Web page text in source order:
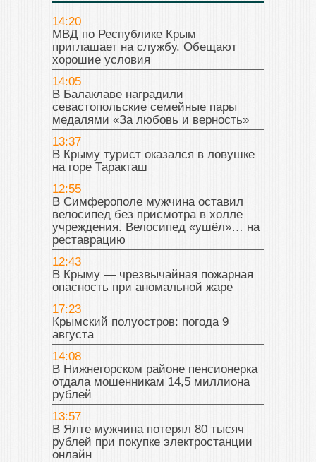
14:20
МВД по Республике Крым
приглашает на службу. Обещают
хорошие условия
14:05
В Балаклаве наградили
севастопольские семейные пары
медалями «За любовь и верность»
13:37
В Крыму турист оказался в ловушке
на горе Таракташ
12:55
В Симферополе мужчина оставил
велосипед без присмотра в холле
учреждения. Велосипед «ушёл»… на
реставрацию
12:43
В Крыму — чрезвычайная пожарная
опасность при аномальной жаре
17:23
Крымский полуостров: погода 9
августа
14:08
В Нижнегорском районе пенсионерка
отдала мошенникам 14,5 миллиона
рублей
13:57
В Ялте мужчина потерял 80 тысяч
рублей при покупке электростанции
онлайн